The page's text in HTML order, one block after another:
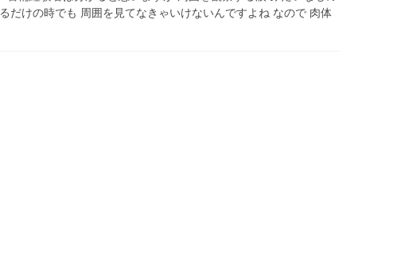
だけの時でも 周囲を見てなきゃいけないんですよね なので 肉体